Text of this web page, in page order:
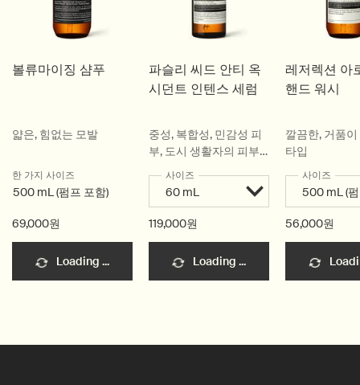
볼류마이징 샴푸
얇은, 힘없는 모발
한 가지 사이즈
500 mL (펌프 포함)
69,000원
Loading ...
파슬리 씨드 안티 옥
시던트 인텐스 세럼
중성, 복합성, 민감성 피
부, 도시 생활자의 피부,
덥고 습한 날씨의 피부에
이상적
사이즈
119,000원
Loading ...
레저렉션 아
핸드 워시
깔끔한, 거품
타입
사이즈
56,000원